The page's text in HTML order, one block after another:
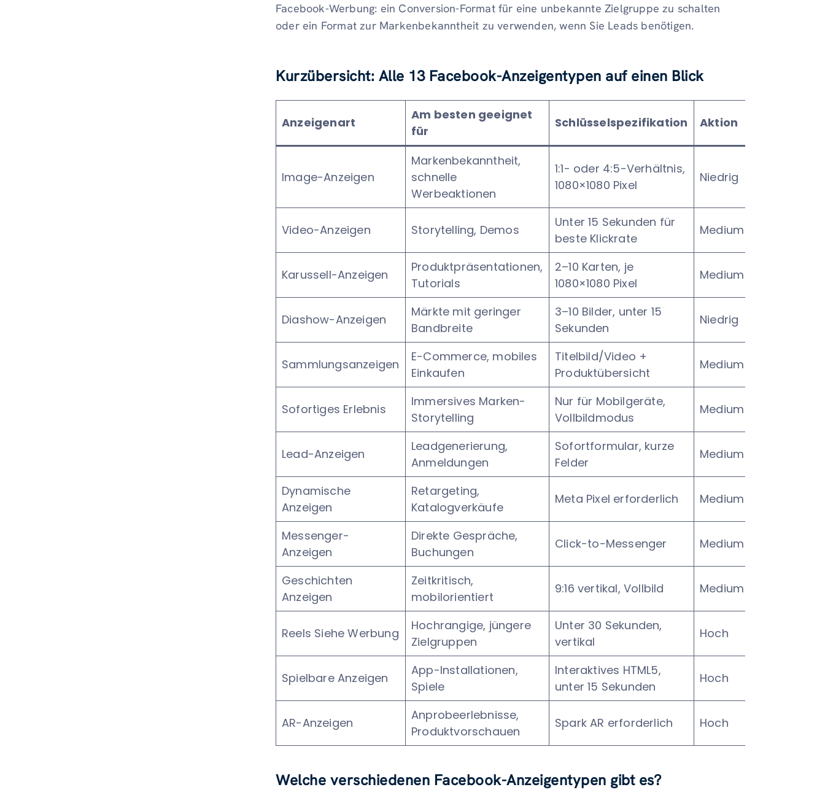
Facebook-Werbung: ein Conversion-Format für eine unbekannte Zielgruppe zu schalten
oder ein Format zur Markenbekanntheit zu verwenden, wenn Sie Leads benötigen.
Kurzübersicht: Alle 13 Facebook-Anzeigentypen auf einen Blick
Anzeigenart
Am besten geeignet
für
Schlüsselspezifikation Aktion
Image-Anzeigen
Markenbekanntheit,
schnelle
Werbeaktionen
1:1- oder 4:5-Verhältnis,
1080×1080 Pixel
Niedrig
Video-Anzeigen Storytelling, Demos
Unter 15 Sekunden für
beste Klickrate
Medium
Karussell-Anzeigen
Produktpräsentationen,
Tutorials
2–10 Karten, je
1080×1080 Pixel
Medium
Diashow-Anzeigen
Märkte mit geringer
Bandbreite
3–10 Bilder, unter 15
Sekunden
Niedrig
Sammlungsanzeigen
E-Commerce, mobiles
Einkaufen
Titelbild/Video +
Produktübersicht
Medium
Sofortiges Erlebnis
Immersives Marken-
Storytelling
Nur für Mobilgeräte,
Vollbildmodus
Medium
Lead-Anzeigen
Leadgenerierung,
Anmeldungen
Sofortformular, kurze
Felder
Medium
Dynamische
Anzeigen
Retargeting,
Katalogverkäufe
Meta Pixel erforderlich Medium
Messenger-
Anzeigen
Direkte Gespräche,
Buchungen
Click-to-Messenger Medium
Geschichten
Anzeigen
Zeitkritisch,
mobilorientiert
9:16 vertikal, Vollbild Medium
Reels Siehe Werbung
Hochrangige, jüngere
Zielgruppen
Unter 30 Sekunden,
vertikal
Hoch
Spielbare Anzeigen
App-Installationen,
Spiele
Interaktives HTML5,
unter 15 Sekunden
Hoch
AR-Anzeigen
Anprobeerlebnisse,
Produktvorschauen
Spark AR erforderlich Hoch
Welche verschiedenen Facebook-Anzeigentypen gibt es?